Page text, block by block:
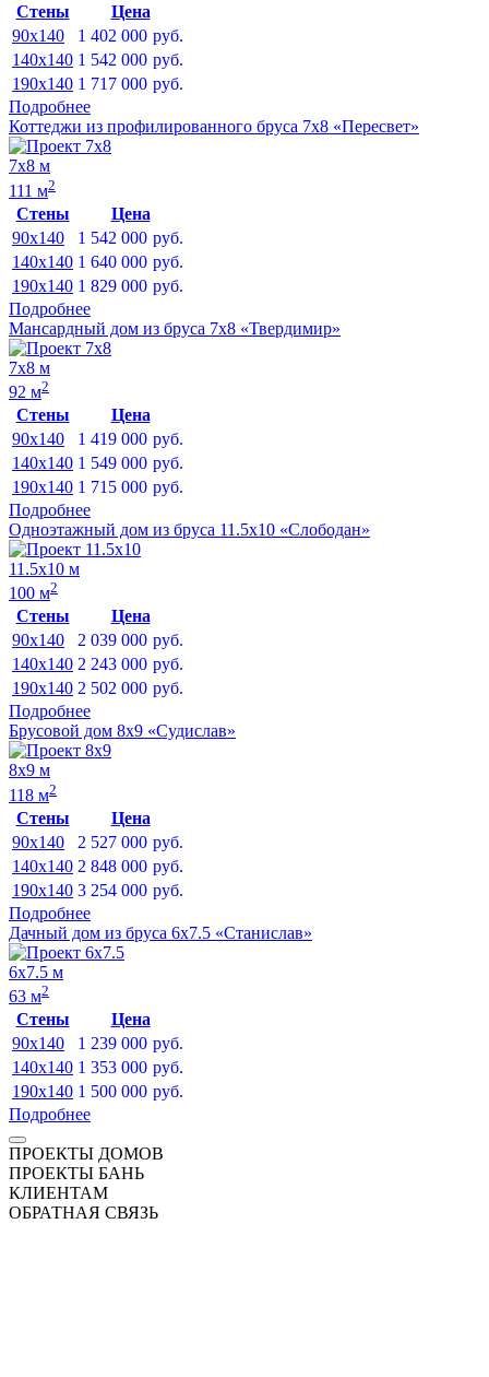
Стены
Цена
90x140
1 402 000 руб.
140x140 1 542 000 руб.
190x140 1 717 000 руб.
Подробнее
Коттеджи из профилированного бруса 7х8 «Пересвет»
7х8 м
111 м2
Стены
Цена
90x140
1 542 000 руб.
140x140 1 640 000 руб.
190x140 1 829 000 руб.
Подробнее
Мансардный дом из бруса 7х8 «Твердимир»
7х8 м
92 м2
Стены
Цена
90x140
1 419 000 руб.
140x140 1 549 000 руб.
190x140 1 715 000 руб.
Подробнее
Одноэтажный дом из бруса 11.5х10 «Слободан»
11.5х10 м
100 м2
Стены
Цена
90x140
2 039 000 руб.
140x140 2 243 000 руб.
190x140 2 502 000 руб.
Подробнее
Брусовой дом 8х9 «Судислав»
8х9 м
118 м2
Стены
Цена
90x140
2 527 000 руб.
140x140 2 848 000 руб.
190x140 3 254 000 руб.
Подробнее
Дачный дом из бруса 6х7.5 «Станислав»
6х7.5 м
63 м2
Стены
Цена
90x140
1 239 000 руб.
140x140 1 353 000 руб.
190x140 1 500 000 руб.
Подробнее
ПРОЕКТЫ ДОМОВ
ПРОЕКТЫ БАНЬ
КЛИЕНТАМ
ОБРАТНАЯ СВЯЗЬ